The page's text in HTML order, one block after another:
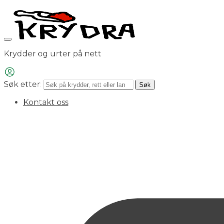
Krydder og urter på nett
Søk etter: Søk
Kontakt oss